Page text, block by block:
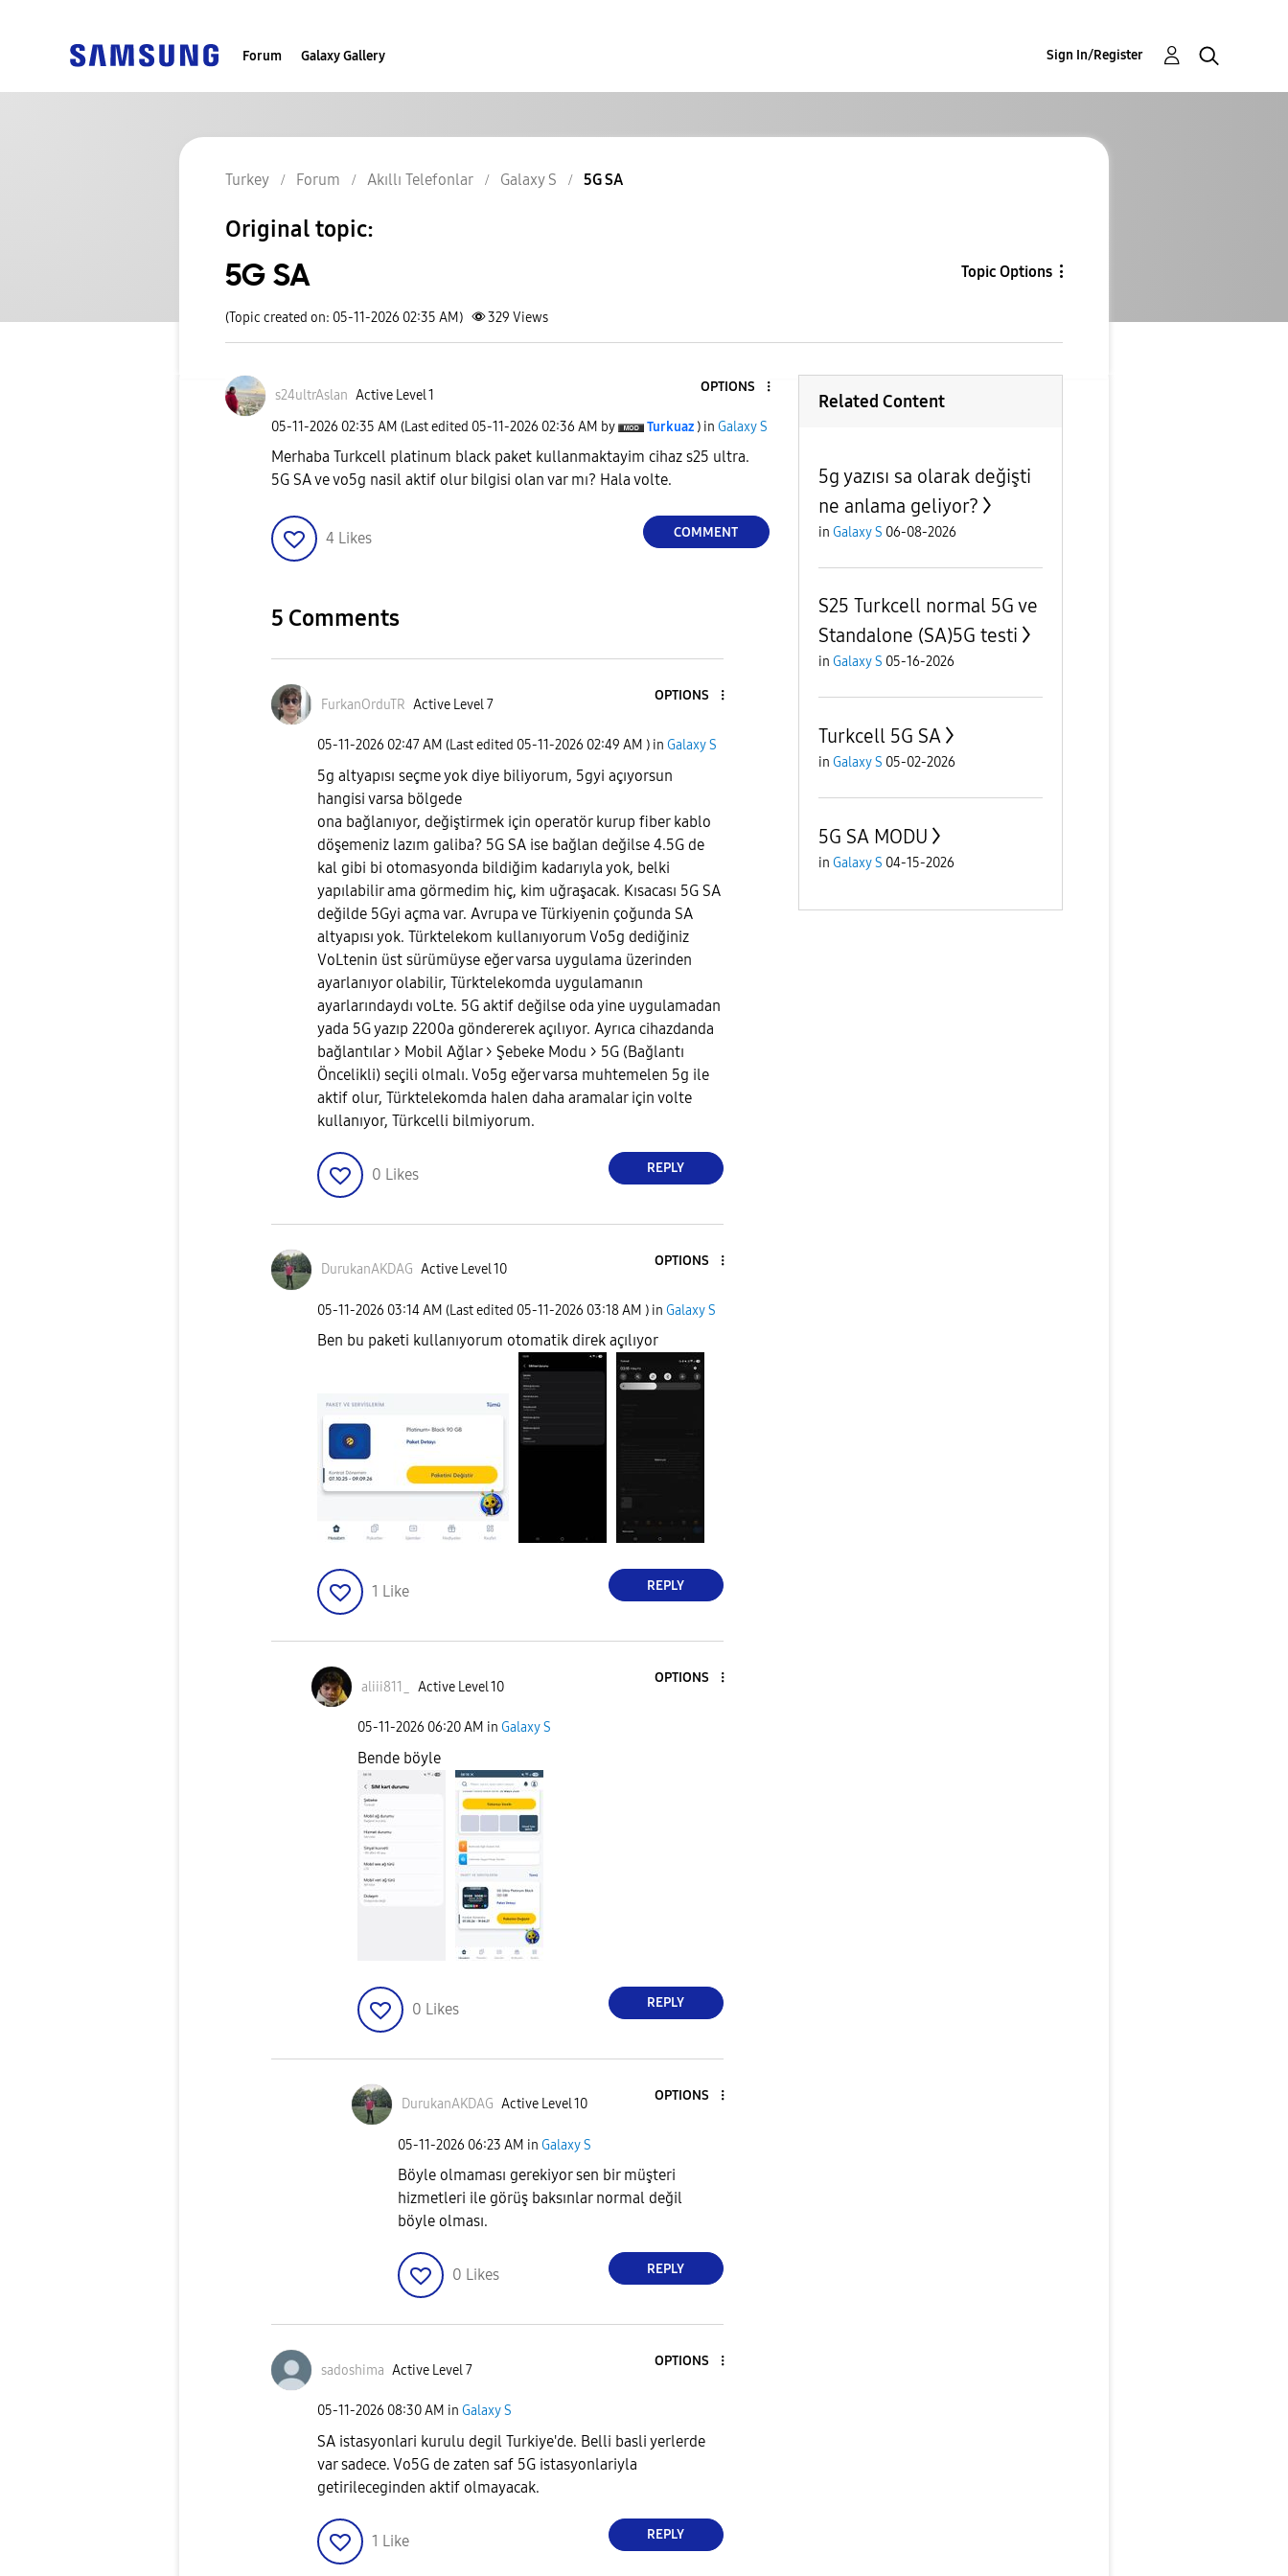
Forum Galaxy Gallery Sign In/Register
Turkey Forum Akıllı Telefonlar Galaxy S 5G SA
Original topic:
5G SA Topic Options
(Topic created on: 05-11-2026 02:35 AM) 329 Views
s24ultrAslan Active Level 1
OPTIONS
‎05-11-2026 02:35 AM (Last edited ‎05-11-2026 02:36 AM by Turkuaz ) in Galaxy S
Merhaba Turkcell platinum black paket kullanmaktayim cihaz s25 ultra.
5G SA ve vo5g nasil aktif olur bilgisi olan var mı? Hala volte.
4 Likes COMMENT
5 Comments
FurkanOrduTR Active Level 7
OPTIONS
‎05-11-2026 02:47 AM (Last edited ‎05-11-2026 02:49 AM ) in Galaxy S
5g altyapısı seçme yok diye biliyorum, 5gyi açıyorsun
hangisi varsa bölgede
ona bağlanıyor, değiştirmek için operatör kurup fiber kablo
döşemeniz lazım galiba? 5G SA ise bağlan değilse 4.5G de
kal gibi bi otomasyonda bildiğim kadarıyla yok, belki
yapılabilir ama görmedim hiç, kim uğraşacak. Kısacası 5G SA
değilde 5Gyi açma var. Avrupa ve Türkiyenin çoğunda SA
altyapısı yok. Türktelekom kullanıyorum Vo5g dediğiniz
VoLtenin üst sürümüyse eğer varsa uygulama üzerinden
ayarlanıyor olabilir, Türktelekomda uygulamanın
ayarlarındaydı voLte. 5G aktif değilse oda yine uygulamadan
yada 5G yazıp 2200a göndererek açılıyor. Ayrıca cihazdanda
bağlantılar > Mobil Ağlar > Şebeke Modu > 5G (Bağlantı
Öncelikli) seçili olmalı. Vo5g eğer varsa muhtemelen 5g ile
aktif olur, Türktelekomda halen daha aramalar için volte
kullanıyor, Türkcelli bilmiyorum.
0 Likes REPLY
DurukanAKDAG Active Level 10
OPTIONS
‎05-11-2026 03:14 AM (Last edited ‎05-11-2026 03:18 AM ) in Galaxy S
Ben bu paketi kullanıyorum otomatik direk açılıyor
1 Like REPLY
aliii811_ Active Level 10
OPTIONS
‎05-11-2026 06:20 AM in Galaxy S
Bende böyle
0 Likes REPLY
DurukanAKDAG Active Level 10
OPTIONS
‎05-11-2026 06:23 AM in Galaxy S
Böyle olmaması gerekiyor sen bir müşteri
hizmetleri ile görüş baksınlar normal değil
böyle olması.
0 Likes REPLY
sadoshima Active Level 7
OPTIONS
‎05-11-2026 08:30 AM in Galaxy S
SA istasyonlari kurulu degil Turkiye'de. Belli basli yerlerde
var sadece. Vo5G de zaten saf 5G istasyonlariyla
getirileceginden aktif olmayacak.
1 Like REPLY
Related Content
5g yazısı sa olarak değişti
ne anlama geliyor?
in Galaxy S 06-08-2026
S25 Turkcell normal 5G ve
Standalone (SA)5G testi
in Galaxy S 05-16-2026
Turkcell 5G SA
in Galaxy S 05-02-2026
5G SA MODU
in Galaxy S 04-15-2026